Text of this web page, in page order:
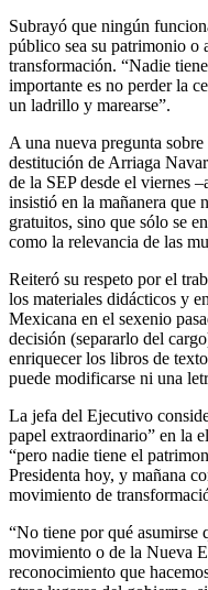
Subrayó que ningún
público sea su patrimonio o
transformación. “Nadie
importante es no perder la
un ladrillo y marearse”.
A una nueva pregunta
destitución de Arriaga
de la SEP desde el viernes
insistió en la mañanera que
gratuitos, sino que sólo se
como la relevancia de las
Reiteró su respeto por el
los materiales didácticos y
Mexicana en el sexenio
decisión (separarlo del
enriquecer los libros de
puede modificarse ni una
La jefa del Ejecutivo
papel extraordinario” en la
“pero nadie tiene el
Presidenta hoy, y mañana
movimiento de
“No tiene por qué asumirse
movimiento o de la Nueva
reconocimiento que